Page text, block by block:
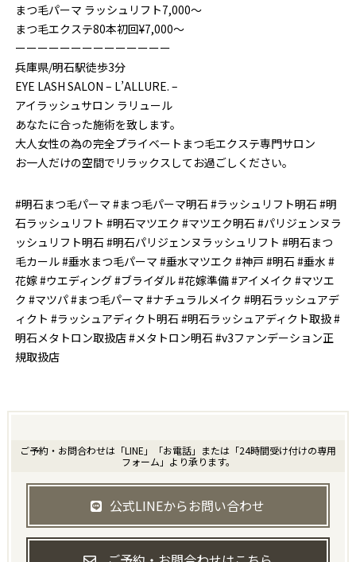
まつ毛パーマ ラッシュリフト7,000～
まつ毛エクステ80本初回¥7,000～
ーーーーーーーーーーーーーー
兵庫県/明石駅徒歩3分
EYE LASH SALON – L’ALLURE. –
アイラッシュサロン ラリュール
あなたに合った施術を致します。
大人女性の為の完全プライベートまつ毛エクステ専門サロン
お一人だけの空間でリラックスしてお過ごしください。
#明石まつ毛パーマ #まつ毛パーマ明石 #ラッシュリフト明石 #明
石ラッシュリフト #明石マツエク #マツエク明石 #パリジェンヌラ
ッシュリフト明石 #明石パリジェンヌラッシュリフト #明石まつ
毛カール #垂水まつ毛パーマ #垂水マツエク #神戸 #明石 #垂水 #
花嫁 #ウエディング #ブライダル #花嫁準備 #アイメイク #マツエ
ク #マツパ #まつ毛パーマ #ナチュラルメイク #明石ラッシュアデ
ィクト #ラッシュアディクト明石 #明石ラッシュアディクト取扱 #
明石メタトロン取扱店 #メタトロン明石 #v3ファンデーション正
規取扱店
ご予約・お問合わせは「LINE」「お電話」または「24時間受け付けの専用
フォーム」より承ります。
公式LINEからお問い合わせ